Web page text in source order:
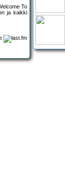
To
ja kaikki